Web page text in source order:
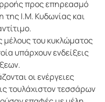
προς επηρεασμό
της Ι.Μ. Κυδωνίας και
του κυκλώματος
υπάρχουν ενδείξεις
οι ενέργειες
τουλάχιστον τεσσάρων